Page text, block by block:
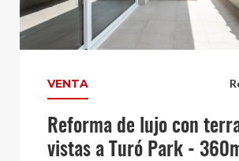
VENTA
Reforma de lujo con
vistas a Turó Park -